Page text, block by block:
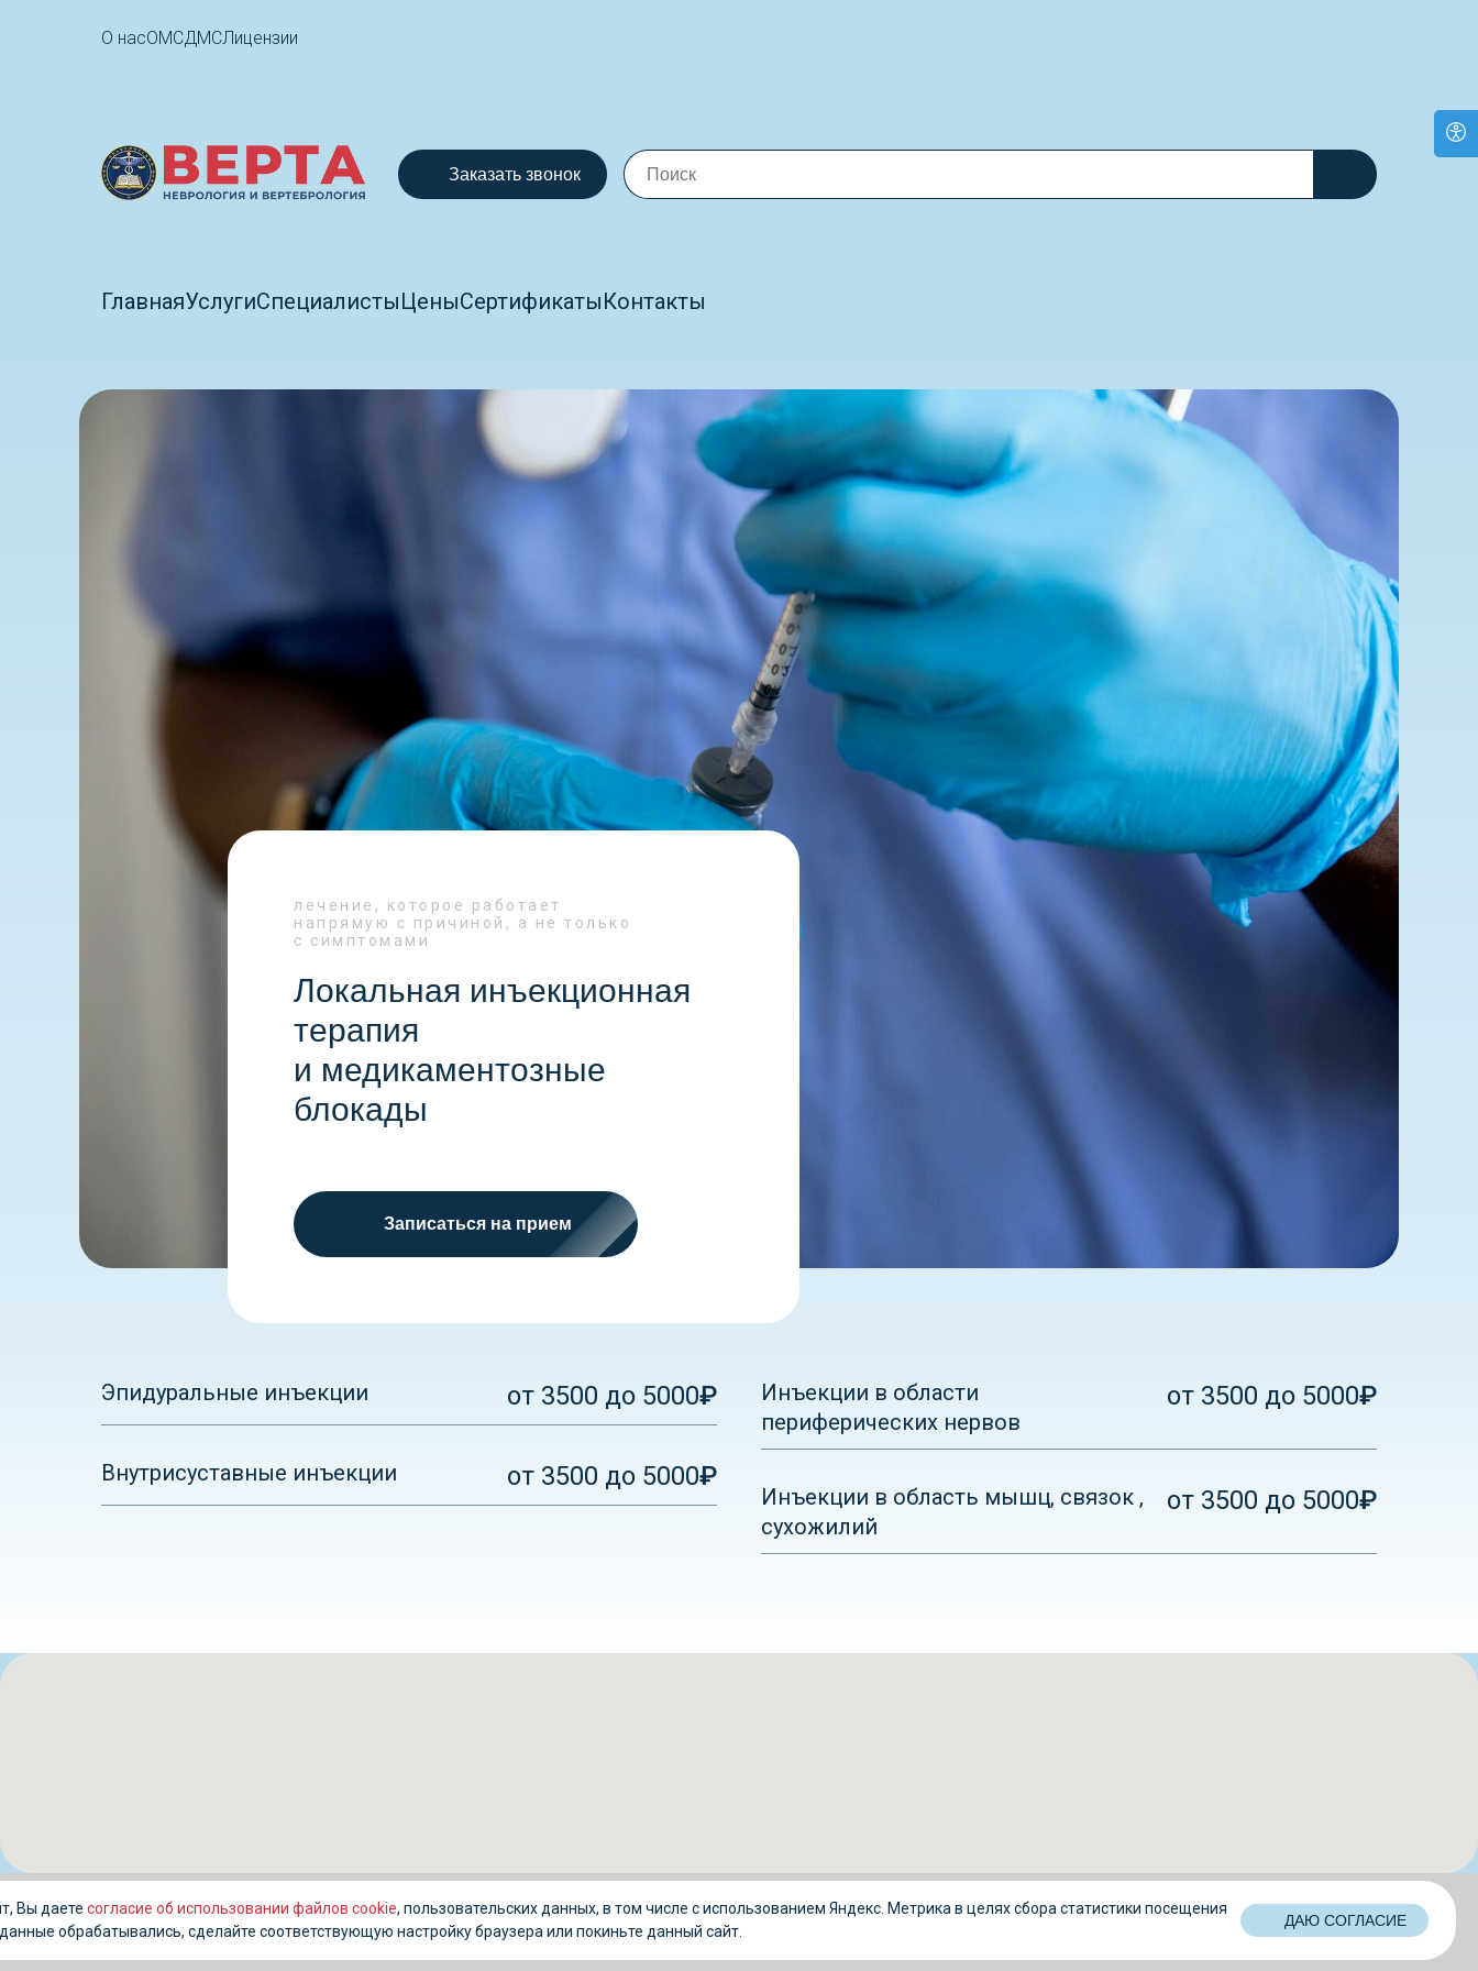
О насОМСДМСЛицензии
Заказать звонок
ГлавнаяУслугиСпециалистыЦеныСертификатыКонтакты
Вы даете согласие об использовании файлов cookie, пользовательских данных, в том числе с использованием Яндекс. Метрика в целях сбора статистики посещения
обрабатывались, сделайте соответствующую настройку браузера или покиньте данный сайт.
ДАЮ СОГЛАСИЕ
лечение, которое работает
напрямую с причиной, а не только
с симптомами
Локальная инъекционная
терапия
и медикаментозные
блокады
Записаться на прием
Эпидуральные инъекции от 3500 до 5000₽
Внутрисуставные инъекции от 3500 до 5000₽
Инъекции в области
периферических нервов
от 3500 до 5000₽
Инъекции в область мышц, связок ,
сухожилий
от 3500 до 5000₽
О нас
Главная
Цены